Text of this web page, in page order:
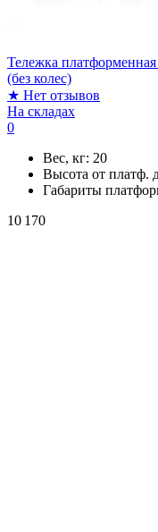
Тележка
(без колес)
★ Нет отзывов
На складах
0
Вес, кг: 20
Высота от платф.
Габариты
10 170